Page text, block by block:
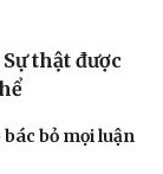
thật được